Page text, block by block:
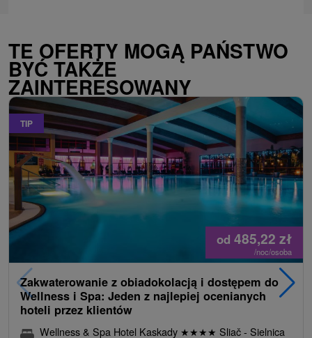
TE OFERTY MOGĄ PAŃSTWO
BYĆ TAKŻE
ZAINTERESOWANY
TIP
od 485,22 zł
/noc/osoba
Zakwaterowanie z obiadokolacją i dostępem do
Wellness i Spa: Jeden z najlepiej ocenianych
hoteli przez klientów
Wellness & Spa Hotel Kaskady ★★★★ Sliač - Sielnica